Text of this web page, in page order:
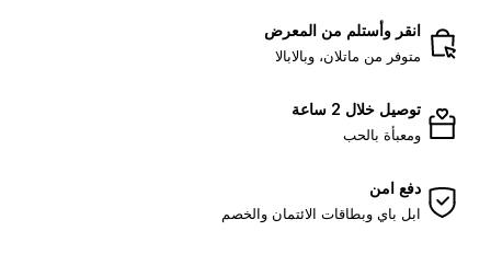
انقر وأستلم من المعرض
متوفر من ماتلان، وبالابالا
توصيل خلال 2 ساعة
ومعبأة بالحب
دفع امن
ابل باي وبطاقات الائتمان والخصم